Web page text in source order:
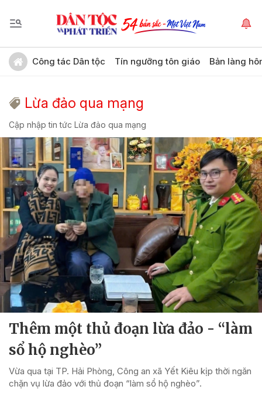
Công tác Dân tộc Tín ngưỡng tôn giáo Bản làng
Lừa đảo qua mạng
Cập nhập tin tức Lừa đảo qua mạng
Thêm một thủ đoạn lừa đảo - “làm
sổ hộ nghèo”
Vừa qua tại TP. Hải Phòng, Công an xã Yết Kiêu kịp thời ngăn
chặn vụ lừa đảo với thủ đoạn “làm sổ hộ nghèo”.